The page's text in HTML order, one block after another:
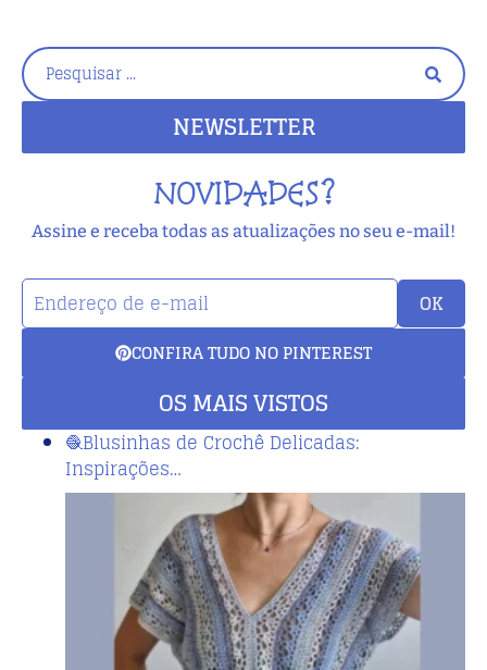
NEWSLETTER
NOVIDADES?
Assine e receba todas as atualizações no seu e-mail!
OK
CONFIRA TUDO NO PINTEREST
OS MAIS VISTOS
🧶Blusinhas de Crochê Delicadas:
Inspirações…